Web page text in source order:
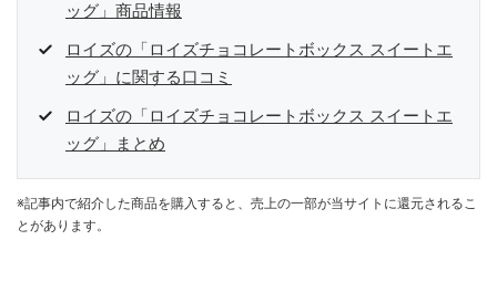
ッグ」商品情報
ロイズの「ロイズチョコレートボックス スイートエ
ッグ」に関する口コミ
ロイズの「ロイズチョコレートボックス スイートエ
ッグ」まとめ
※記事内で紹介した商品を購入すると、売上の一部が当サイトに還元されるこ
とがあります。